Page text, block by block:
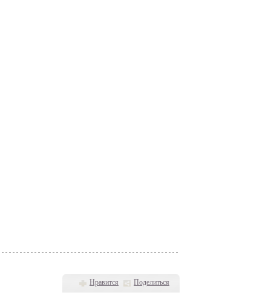
Нравится Поделиться